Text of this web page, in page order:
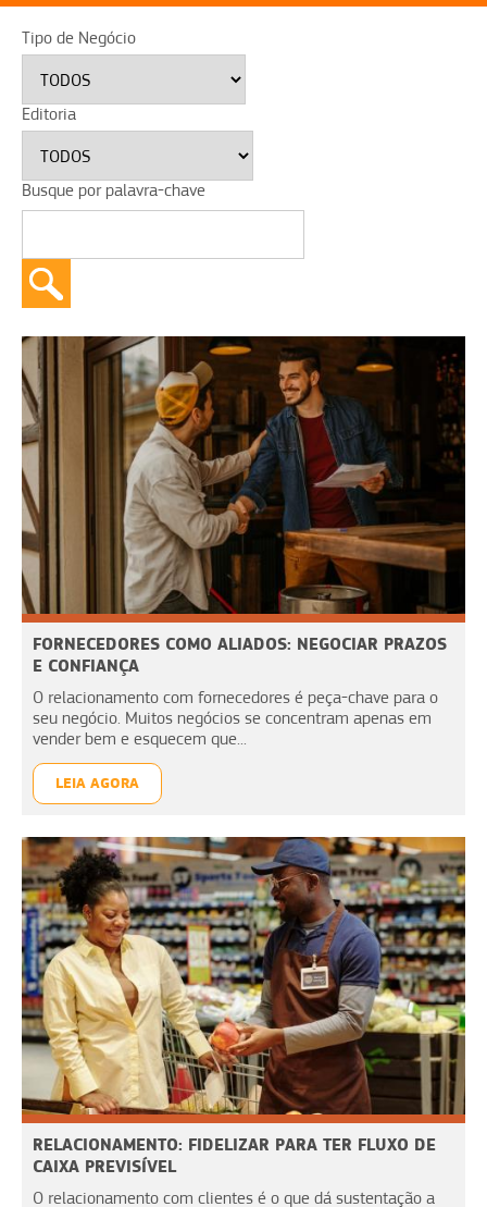
Tipo de Negócio
Editoria
Busque por palavra-chave
FORNECEDORES COMO ALIADOS: NEGOCIAR PRAZOS
E CONFIANÇA
O relacionamento com fornecedores é peça-chave para o
seu negócio. Muitos negócios se concentram apenas em
vender bem e esquecem que...
LEIA AGORA
RELACIONAMENTO: FIDELIZAR PARA TER FLUXO DE
CAIXA PREVISÍVEL
O relacionamento com clientes é o que dá sustentação a